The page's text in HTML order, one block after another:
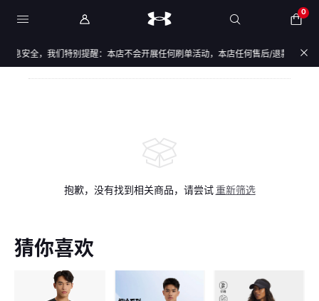
0
息安全，我们特别提醒：本店不会开展任何刷单活动，本店任何售后/退款仅通
抱歉，没有找到相关商品，请尝试 重新筛选
猜你喜欢